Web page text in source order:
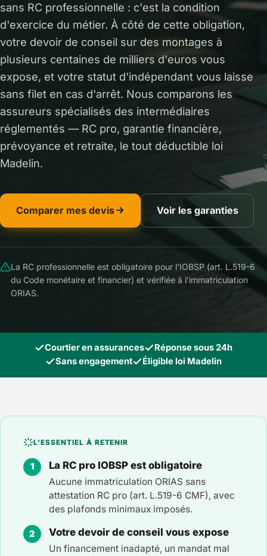
sans RC professionnelle : c'est la condition
d'exercice du métier. À côté de cette obligation,
votre devoir de conseil sur des montages à
plusieurs centaines de milliers d'euros vous
expose, et votre statut d'indépendant vous laisse
sans filet en cas d'arrêt. Nous comparons les
assureurs spécialisés des intermédiaires
réglementés — RC pro, garantie financière,
prévoyance et retraite, le tout déductible loi
Madelin.
Comparer mes devis Voir les garanties
La RC professionnelle est obligatoire pour l'IOBSP (art. L.519-6
du Code monétaire et financier) et vérifiée à l'immatriculation
ORIAS.
Courtier en assurances
Réponse sous 24h
Sans engagement
Éligible loi Madelin
L'ESSENTIEL À RETENIR
La RC pro IOBSP est obligatoire
Aucune immatriculation ORIAS sans
attestation RC pro (art. L.519-6 CMF), avec
des plafonds minimaux imposés.
Votre devoir de conseil vous expose
Un financement inadapté, un mandat mal